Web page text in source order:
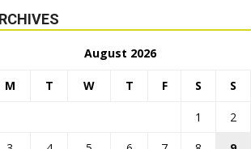
August 2026
M T W T F S S
1
2